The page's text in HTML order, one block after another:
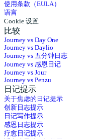
使用条款（EULA）
语言
Cookie 设置
比较
Journey vs Day One
Journey vs Daylio
Journey vs 五分钟日志
Journey vs 感恩日记
Journey vs Jour
Journey vs Penzu
日记提示
关于焦虑的日记提示
创新日志提示
日记写作提示
感恩日志提示
疗愈日记提示